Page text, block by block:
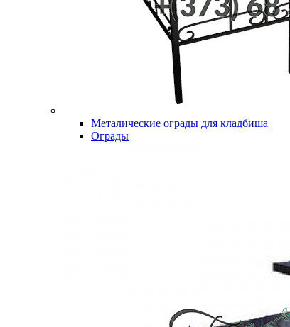
Металические ограды для кладбиша
Ограды